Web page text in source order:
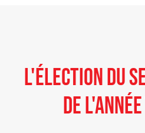
L'ÉLECTION DU
DE